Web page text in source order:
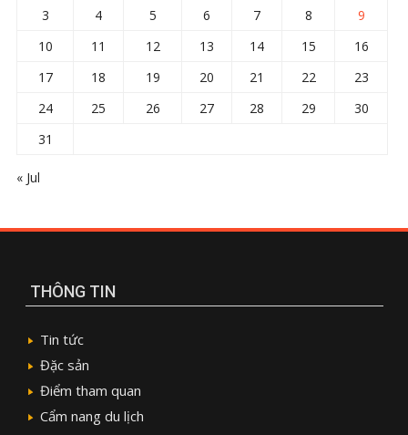
3
4 5 6 7 8
9
10
11 12 13 14 15
16
17
18 19 20 21 22
23
24
25 26 27 28 29
30
31
« Jul
THÔNG TIN
Tin tức
Đặc sản
Điểm tham quan
Cẩm nang du lịch